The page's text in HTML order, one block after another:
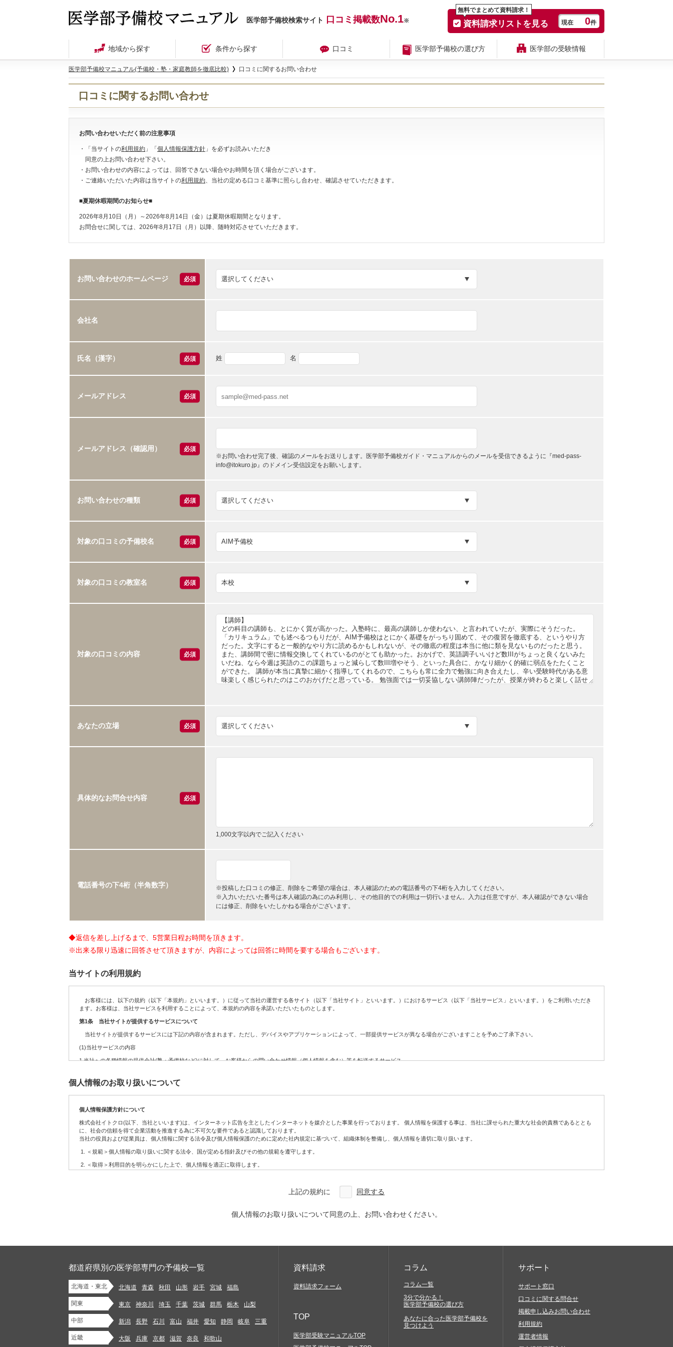
医学部予備校検索サイト 口コミ掲載数No.1※
無料でまとめて資料請求！
資料請求リストを見る 現在 0件
地域から探す 条件から探す 口コミ 医学部予備校の選び方 医学部の受験情報
医学部予備校マニュアル(予備校・塾・家庭教師を徹底比較) 口コミに関するお問い合わせ
口コミに関するお問い合わせ
お問い合わせいただく前の注意事項
・「当サイトの利用規約 」「 個人情報保護方針 」を必ずお読みいただき
同意の上お問い合わせ下さい。
・お問い合わせの内容によっては、回答できない場合やお時間を頂く場合がございます。
・ご連絡いただいた内容は当サイトの利用規約、当社の定める口コミ基準に照らし合わせ、確認させていただきます。
■夏期休暇期間のお知らせ■
2026年8月10日（月）～2026年8月14日（金）は夏期休暇期間となります。
お問合せに関しては、2026年8月17日（月）以降、随時対応させていただきます。
お問い合わせのホームページ 必須
会社名
氏名（漢字） 必須 姓 名
メールアドレス 必須
メールアドレス（確認用）
必須
※お問い合わせ完了後、確認のメールをお送りします。医学部予備校ガイド・マニュアルからのメールを受信できるように『med-pass-
info@itokuro.jp』のドメイン受信設定をお願いします。
お問い合わせの種類 必須
対象の口コミの予備校名 必須
対象の口コミの教室名 必須
対象の口コミの内容 必須
あなたの立場 必須
具体的なお問合せ内容 必須
1,000文字以内でご記入ください
電話番号の下4桁（半角数字）
※投稿した口コミの修正、削除をご希望の場合は、本人確認のための電話番号の下4桁を入力してください。
※入力いただいた番号は本人確認の為にのみ利用し、その他目的での利用は一切行いません。入力は任意ですが、本人確認ができない場合
には修正、削除をいたしかねる場合がございます。
◆返信を差し上げるまで、5営業日程お時間を頂きます。
※出来る限り迅速に回答させて頂きますが、内容によっては回答に時間を要する場合もございます。
当サイトの利用規約
お客様には、以下の規約（以下「本規約」といいます。）に従って当社の運営する各サイト（以下「当社サイト」といいます。）におけるサービス（以下「当社サービス」といいます。）をご利用いただき
ます。お客様は、当社サービスを利用することによって、本規約の内容を承諾いただいたものとします。
第1条 当社サイトが提供するサービスについて
当社サイトが提供するサービスには下記の内容が含まれます。ただし、デバイスやアプリケーションによって、一部提供サービスが異なる場合がございますことを予めご了承下さい。
(1)当社サービスの内容
1.当社への各種情報の提供会社(塾・予備校など)に対して、お客様からの問い合わせ情報（個人情報を含む）等を転送するサービス
3.定期・不定期に実施する各種のキャンペーンサービス
5.お客様が送信(発信)するコンテンツの募集、及び掲載
6.配信の許可を得たお客様に対して配信するメールマガジン・DM
7.その他上記に関連するサービス
(2)当社サービスの利用に当たって注意事項
お客様が当社サービスをご利用になる場合には、WEBにアクセスしていただく必要があります。お客様には、自らの責任と費用で必要な機器やソフトウェア、通信手段等をご用意いただき、それらを適切に
当社は当社サービスの内容の正確性・信頼性・完全性や確実な提供、アクセス結果などにつきましては一切保証しておりません。
2.未成年者の健全な保護育成を害するような行為をすること
3.法令や条例に違反する行為を行うこと
4.自分以外の人物を名乗ったり、代表権や代理権がないにもかかわらず会社などの組織を名乗ったり、または他の人物や組織と提携、協力関係にあると偽ったりすること（過失に基づき誤認した場合も含む）
5.他のお客様または第三者との間での、売買等金銭的な利害の発生する行為及び代価性のない物品の交換や贈与等経済的な利害関係の生じること、並びにその他営利を目的とする一切のこと
6. 商業用の広告、宣伝を目的としたコンテンツ、ジャンクメール、スパムメール、チェーンレター、無限連鎖講、その他勧誘を目的とするコンテンツを送信（発信）すること
7. 法令または本規約において認められている場合を除き、当社サイトの提供する情報を当社の事前の同意なく、複写、もしくはその他の方法により再生、複製、公開、送信、頒布、翻訳、翻案、転載、再利用
個人情報のお取り扱いについて
個人情報保護方針について
株式会社イトクロ(以下、当社といいます)は、インターネット広告を主としたインターネットを媒介とした事業を行っております。 個人情報を保護する事は、当社に課せられた重大な社会的責務であるととも
に、社会の信頼を得て企業活動を推進する為に不可欠な要件であると認識しております。
当社の役員および従業員は、個人情報に関する法令及び個人情報保護のために定めた社内規定に基づいて、組織体制を整備し、個人情報を適切に取り扱います。
＜規範＞個人情報の取り扱いに関する法令、国が定める指針及びその他の規範を遵守します。
＜取得＞利用目的を明らかにした上で、個人情報を適正に取得します。
＜安全管理＞個人情報への不正アクセス、紛失、破壊、改ざん、漏えいなどの危険を十分に認識し、合理的な安全対策を実施するとともに、問題が発生した場合は適切な是正措置を講じ、個人情報の厳重な
＜開示・苦情＞当社では、取り扱う個人情報について、本人から開示、訂正、利用停止、削除及び苦情相談等のお問い合わせがあった場合は法律に基づき適正に対応します。
改訂：2007年7月30日
改訂：2013年12月10日
株式会社イトクロ 代表取締役 CEO 山木 学
代表取締役 COO 領下 崇
【個人情報に関するお問い合わせ】
株式会社イトクロ 開発部長info.privacy@itokuro.jp
〒141-0021 東京都品川区上大崎３丁目１番１号 JR東急目黒ビル4F
当社における個人情報の取扱いについて
上記の規約に 同意する
個人情報のお取り扱いについて同意の上、お問い合わせください。
都道府県別の医学部専門の予備校一覧
北海道・東北 北海道 青森 秋田 山形 岩手 宮城 福島
関東 東京 神奈川 埼玉 千葉 茨城 群馬 栃木 山梨
中部 新潟 長野 石川 富山 福井 愛知 静岡 岐阜 三重
近畿 大阪 兵庫 京都 滋賀 奈良 和歌山
資料請求
資料請求フォーム
TOP
医学部受験マニュアルTOP
コラム
コラム一覧
3分で分かる！
医学部予備校の選び方
あなたに合った医学部予備校を
見つけよう
サポート
サポート窓口
口コミに関する問合せ
掲載申し込みお問い合わせ
利用規約
運営者情報